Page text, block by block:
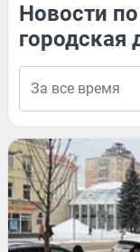
Новости
городская